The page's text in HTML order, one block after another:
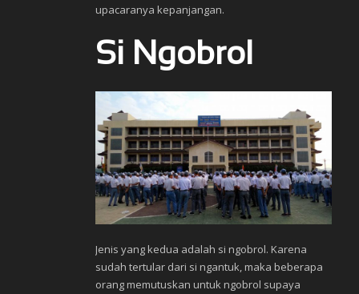
upacaranya kepanjangan.
Si Ngobrol
Jenis yang kedua adalah si ngobrol. Karena
sudah tertular dari si ngantuk, maka beberapa
orang memutuskan untuk ngobrol supaya